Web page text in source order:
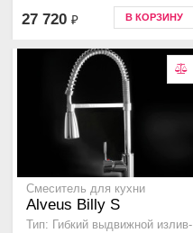
27 720 ₽ В КОРЗИНУ
Смеситель для кухни
Alveus Billy S
Тип: Гибкий выдвижной излив-